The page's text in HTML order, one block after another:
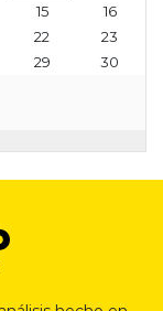
15
16
22
23
29
30